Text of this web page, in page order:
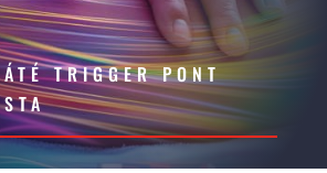
TRIGGER PONT